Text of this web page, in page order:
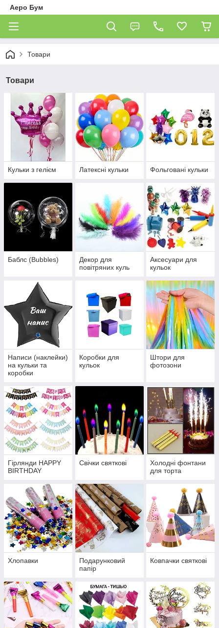
Аеро Бум
Товари
Товари
Кульки з гелієм Латексні кульки Фольговані кульки
Баблс (Bubbles)
Декор для
повітряних куль
Аксесуари для
кульок
Написи (наклейки)
на кульки та
коробки
Коробки для
кульок
Штори для
фотозони
Гірлянди HAPPY
BIRTHDAY
Свічки святкові
Холодні фонтани
для торта
Хлопавки
Подарунковий
папір
Ковпачки святкові